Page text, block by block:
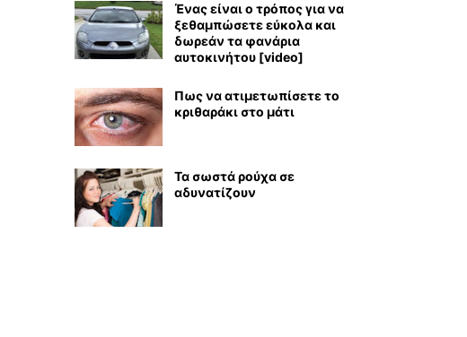
Ένας είναι ο τρόπος για να
ξεθαμπώσετε εύκολα και
δωρεάν τα φανάρια
αυτοκινήτου [video]
Πως να ατιμετωπίσετε το
κριθαράκι στο μάτι
Τα σωστά ρούχα σε
αδυνατίζουν